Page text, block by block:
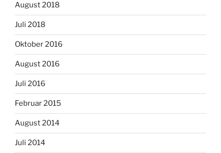
August 2018
Juli 2018
Oktober 2016
August 2016
Juli 2016
Februar 2015
August 2014
Juli 2014